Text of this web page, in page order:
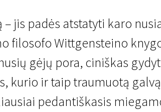
– jis padės atstatyti karo
filosofo Wittgensteino
gėjų pora, ciniškas
kurio ir taip traumuotą
pedantiškasis